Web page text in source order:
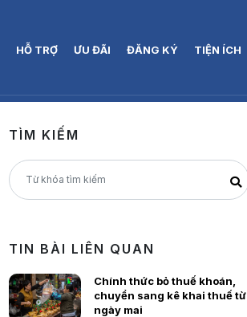
HỖ TRỢ ƯU ĐÃI ĐĂNG KÝ TIỆN ÍCH
TÌM KIẾM
TIN BÀI LIÊN QUAN
Chính thức bỏ thuế khoán,
chuyển sang kê khai thuế từ
ngày mai